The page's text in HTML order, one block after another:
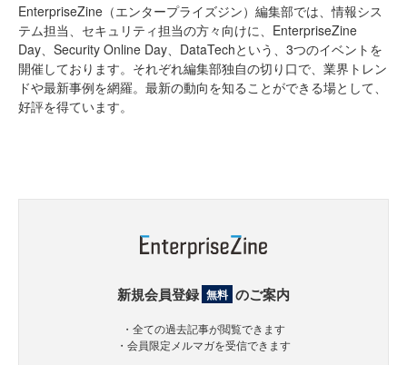
EnterpriseZine（エンタープライズジン）編集部では、情報シス
テム担当、セキュリティ担当の方々向けに、EnterpriseZine
Day、Security Online Day、DataTechという、3つのイベントを
開催しております。それぞれ編集部独自の切り口で、業界トレン
ドや最新事例を網羅。最新の動向を知ることができる場として、
好評を得ています。
新規会員登録 無料 のご案内
・全ての過去記事が閲覧できます
・会員限定メルマガを受信できます